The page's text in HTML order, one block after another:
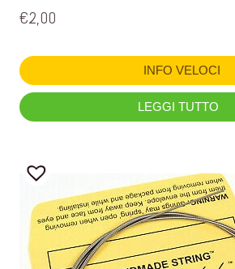
€2,00
INFO VELOCI
LEGGI TUTTO